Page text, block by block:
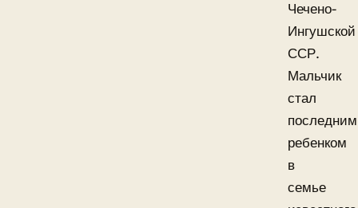
Чечено-
Ингушской
ССР.
Мальчик
стал
последним
ребенком
в
семье